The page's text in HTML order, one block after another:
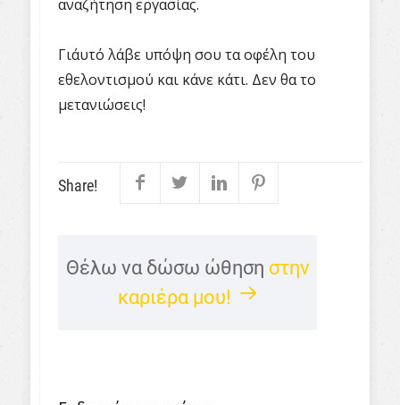
αναζήτηση εργασίας.
Γι΄αυτό λάβε υπόψη σου τα οφέλη του
εθελοντισμού και κάνε κάτι. Δεν θα το
μετανιώσεις!
Share!
Θέλω να δώσω ώθηση στην
καριέρα μου!